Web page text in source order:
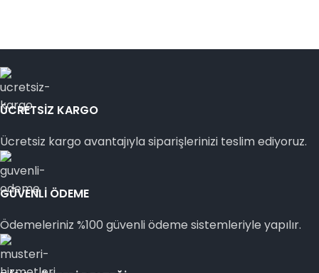
ÜCRETSİZ KARGO
Ücretsiz kargo avantajıyla siparişlerinizi teslim ediyoruz.
GÜVENLİ ÖDEME
Ödemeleriniz %100 güvenli ödeme sistemleriyle yapılır.